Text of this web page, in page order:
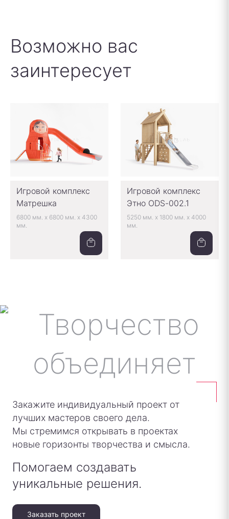
Возможно вас
заинтересует
Игровой комплекс
Матрешка
6800 мм. x 6800 мм. x 4300
мм.
Игровой комплекс
Этно ODS-002.1
5250 мм. x 1800 мм. x 4000
мм.
Закажите индивидуальный проект от
лучших мастеров своего дела.
Мы стремимся открывать в проектах
новые горизонты творчества и смысла.
Помогаем создавать
уникальные решения.
Заказать проект